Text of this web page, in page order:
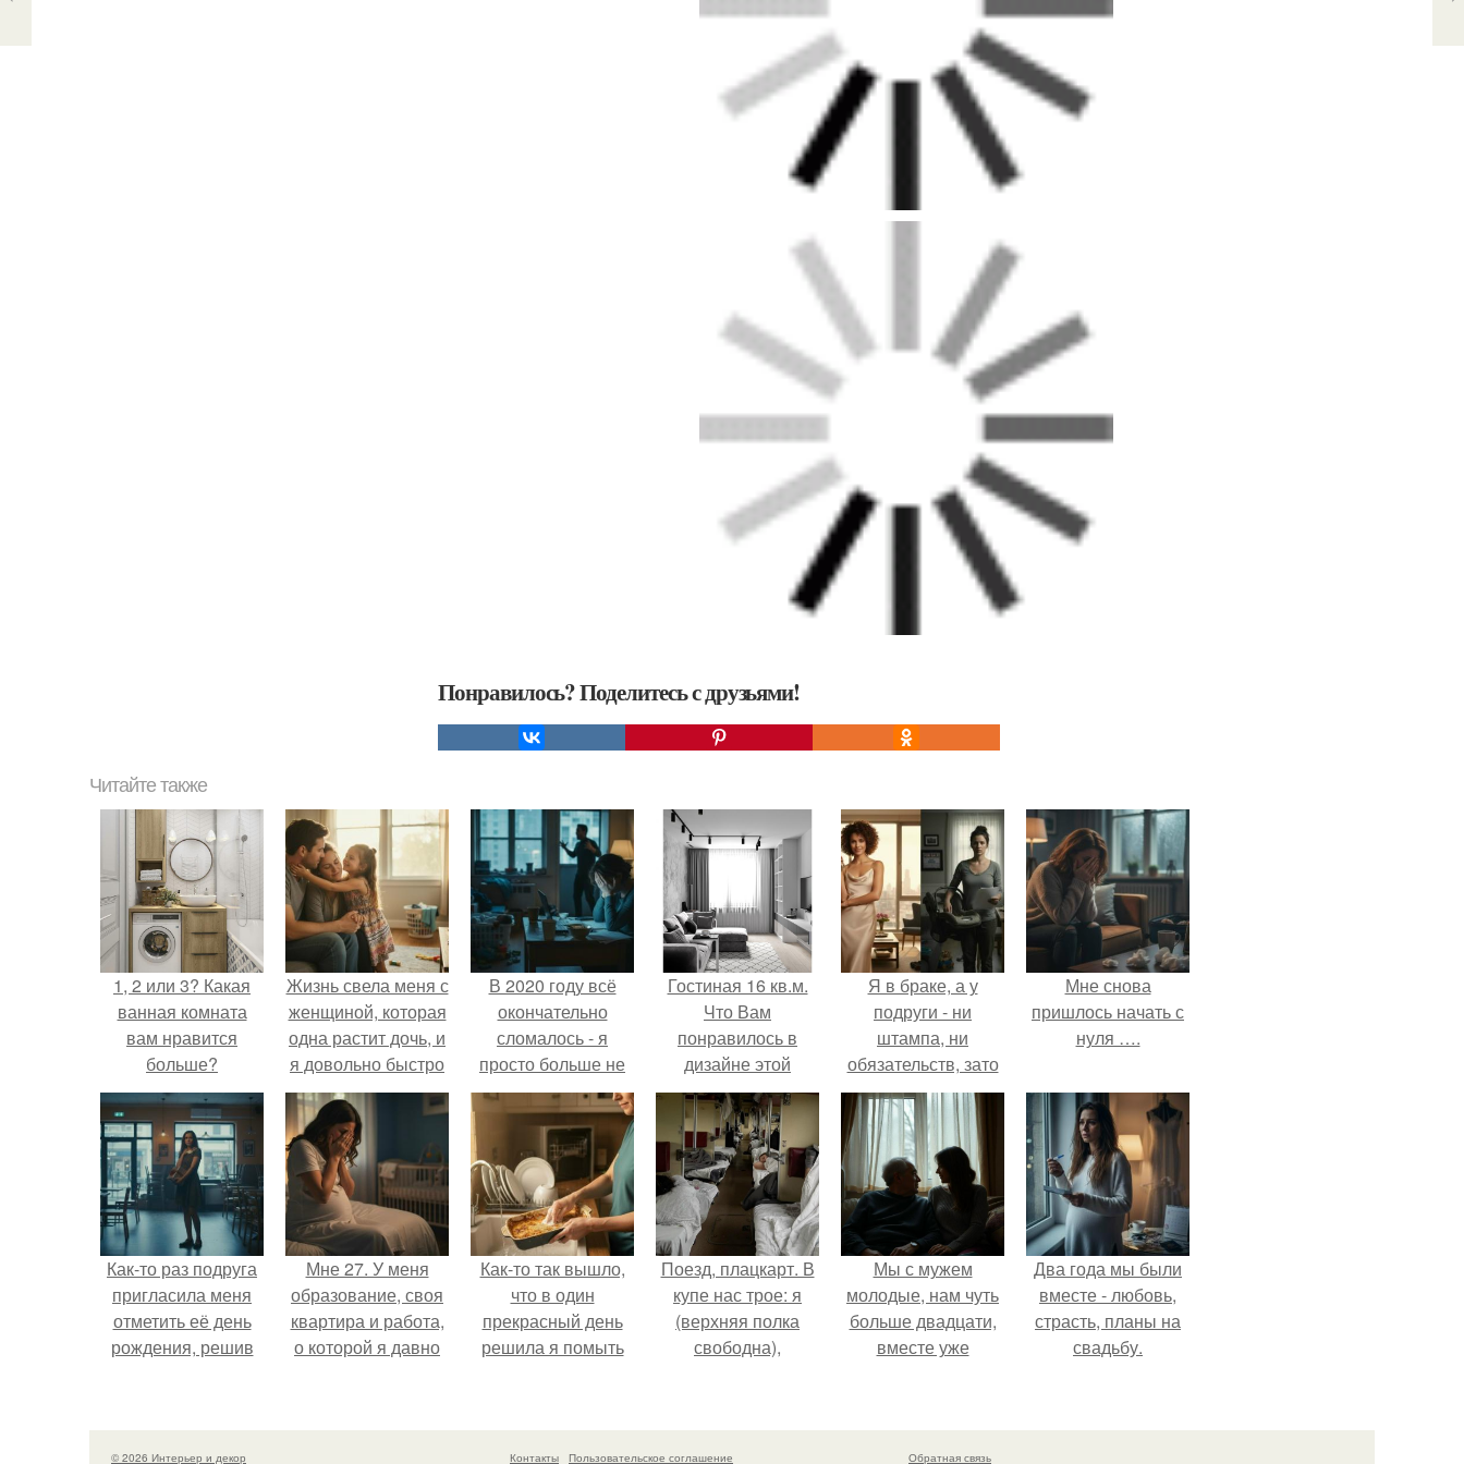
Понравилось? Поделитесь с друзьями!
Читайте также
1, 2 или 3? Какая
ванная комната
вам нравится
больше?
Жизнь свела меня с
женщиной, которая
одна растит дочь, и
я довольно быстро
привязался к ним
обеим.
В 2020 году всё
окончательно
сломалось - я
просто больше не
тянула всё одна.
Гостиная 16 кв.м.
Что Вам
понравилось в
дизайне этой
гостиной?
Я в браке, а у
подруги - ни
штампа, ни
обязательств, зато
ключи от новой
квартиры, которую
ей подарил
обеспеченный
мужчина.
Мне снова
пришлось начать с
нуля ….
Как-то раз подруга
пригласила меня
отметить её день
рождения, решив
Мне 27. У меня
образование, своя
квартира и работа,
о которой я давно
Как-то так вышло,
что в один
прекрасный день
решила я помыть
покое.
Поезд, плацкарт. В
купе нас трое: я
(верхняя полка
свободна),
сорока с дочкой
примерно десяти.
Мы с мужем
молодые, нам чуть
больше двадцати,
вместе уже
- сыну всего год.
Два года мы были
вместе - любовь,
страсть, планы на
свадьбу.
© 2026 Интерьер и декор Контакты Пользовательское соглашение Обратная связь